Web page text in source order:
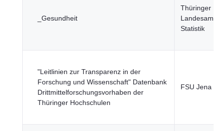
_Gesundheit
Thüringer
Landesamt
Statistik
"Leitlinien zur Transparenz in der
Forschung und Wissenschaft" Datenbank
Drittmittelforschungsvorhaben der
Thüringer Hochschulen
FSU Jena